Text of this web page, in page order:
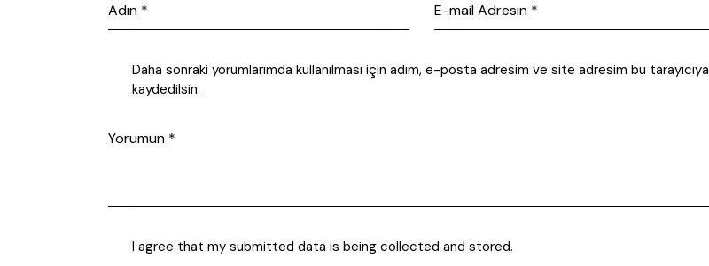
Daha sonraki yorumlarımda kullanılması için adım, e-posta adresim ve site adresim bu tarayıcıya
kaydedilsin.
I agree that my submitted data is being collected and stored.